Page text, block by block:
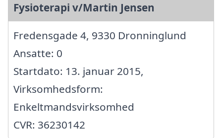
Fysioterapi v/Martin Jensen
Fredensgade 4, 9330 Dronninglund
Ansatte: 0
Startdato: 13. januar 2015,
Virksomhedsform:
Enkeltmandsvirksomhed
CVR: 36230142